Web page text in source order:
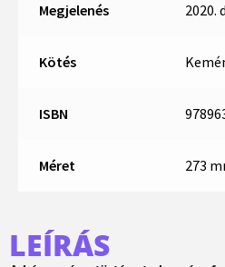
Megjelenés 2020.
Kötés
ISBN
Méret 273
LEÍRÁS